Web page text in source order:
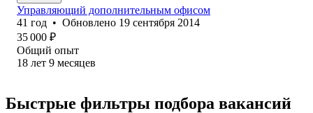
Управляющий дополнительным офисом
41 год • Обновлено 19 сентября 2014
35 000 ₽
Общий опыт
18 лет 9 месяцев
Быстрые фильтры подбора вакансий